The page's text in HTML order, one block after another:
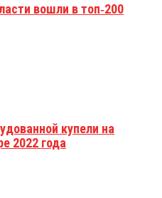
вошли в топ‑200
купели на
2022 года